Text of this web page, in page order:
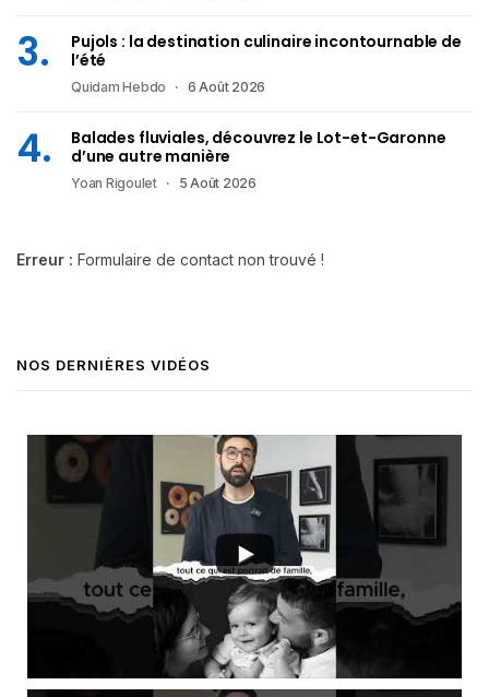
Pujols : la destination culinaire incontournable de
l’été
Quidam Hebdo 6 Août 2026
Balades fluviales, découvrez le Lot-et-Garonne
d’une autre manière
Yoan Rigoulet 5 Août 2026
Erreur : Formulaire de contact non trouvé !
NOS DERNIÈRES VIDÉOS